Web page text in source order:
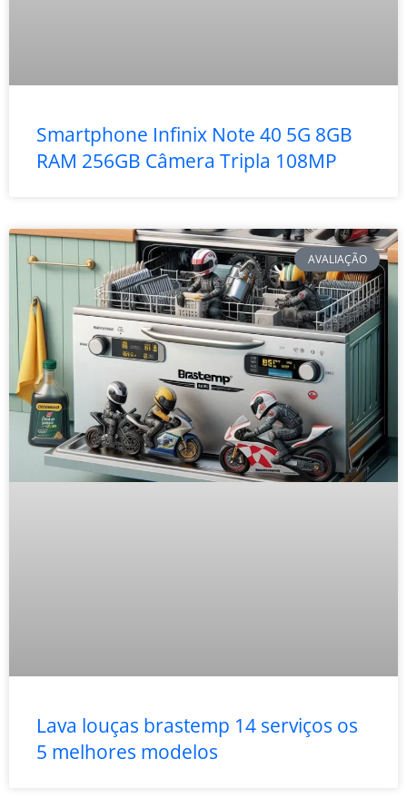
Smartphone Infinix Note 40 5G 8GB
RAM 256GB Câmera Tripla 108MP
AVALIAÇÃO
Lava louças brastemp 14 serviços os
5 melhores modelos